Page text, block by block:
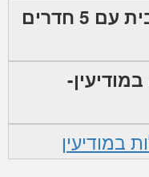
מחיר הובלות במודיעין בית עם 5 חדרים
במודיעין